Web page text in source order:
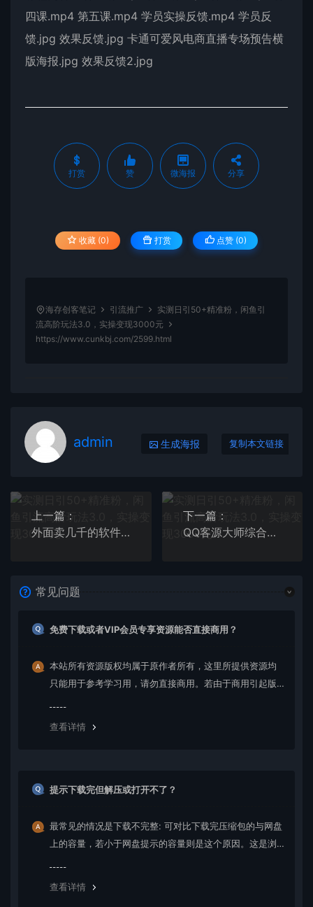
四课.mp4 第五课.mp4 学员实操反馈.mp4 学员反
馈.jpg 效果反馈.jpg 卡通可爱风电商直播专场预告横
版海报.jpg 效果反馈2.jpg
打赏 赞 微海报 分享
收藏 (0) 打赏 点赞 (0)
海存创客笔记 引流推广
实测日引50+精准粉，闲鱼引
流高阶玩法3.0，实操变现3000元
https://www.cunkbj.com/2599.html
admin 生成海报 复制本文链接
上一篇：
外面卖几千的软件病毒式裂变引流教程，病毒式无限吸引精准粉丝【揭秘】
下一篇：
QQ客源大师综合营销助手，最全的QQ引流脚本 支持群成员导出【软件+教程】
常见问题
免费下载或者VIP会员专享资源能否直接商用？
本站所有资源版权均属于原作者所有，这里所提供资源均
只能用于参考学习用，请勿直接商用。若由于商用引起版
查看详情
提示下载完但解压或打开不了？
最常见的情况是下载不完整: 可对比下载完压缩包的与网盘
上的容量，若小于网盘提示的容量则是这个原因。这是浏
查看详情